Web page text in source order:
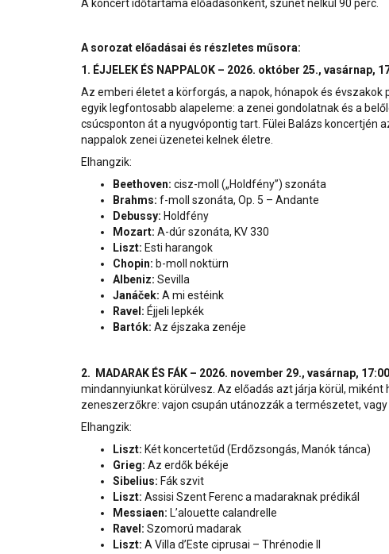
A koncert időtartama előadásonként, szünet nélkül 90 perc.
A sorozat előadásai és részletes műsora:
1. ÉJJELEK ÉS NAPPALOK – 2026. október 25., vasárnap,
Az emberi életet a körforgás, a napok, hónapok és
egyik legfontosabb alapeleme: a zenei gondolatnak és a
csúcsponton át a nyugvópontig tart. Fülei Balázs koncertjén
nappalok zenei üzenetei kelnek életre.
Elhangzik:
Beethoven: cisz-moll („Holdfény”) szonáta
Brahms: f-moll szonáta, Op. 5 – Andante
Debussy: Holdfény
Mozart: A-dúr szonáta, KV 330
Liszt: Esti harangok
Chopin: b-moll noktürn
Albeniz: Sevilla
Janáček: A mi estéink
Ravel: Éjjeli lepkék
Bartók: Az éjszaka zenéje
2. MADARAK ÉS FÁK – 2026. november 29., vasárnap, 17:00
mindannyiunkat körülvesz. Az előadás azt járja körül,
zeneszerzőkre: vajon csupán utánozzák a természetet,
Elhangzik:
Liszt: Két koncertetűd (Erdőzsongás, Manók tánca)
Grieg: Az erdők békéje
Sibelius: Fák szvit
Liszt: Assisi Szent Ferenc a madaraknak prédikál
Messiaen: L’alouette calandrelle
Ravel: Szomorú madarak
Liszt: A Villa d’Este ciprusai – Thrénodie II